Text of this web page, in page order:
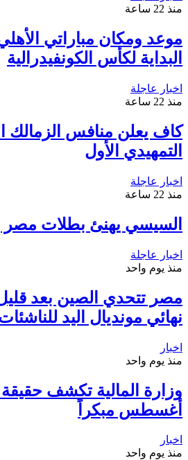
منذ 22 ساعة
موعد ومكان مباراتي
البداية لكأس الكونفيدرالية
اخبار عاجلة
منذ 22 ساعة
كاف يعلن منافس الزمالك
التمهيدي الأول
اخبار عاجلة
منذ 22 ساعة
السيسي يهنئ بطلات مصر
اخبار عاجلة
منذ يوم واحد
مصر تتحدي الصين بعد
نهائي مونديال اليد
اخبار
منذ يوم واحد
وزارة المالية تكشف
أغسطس مبكراً
اخبار
منذ يوم واحد